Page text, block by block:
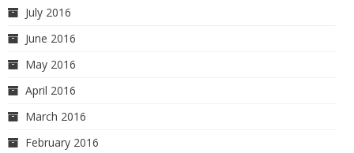
July 2016
June 2016
May 2016
April 2016
March 2016
February 2016